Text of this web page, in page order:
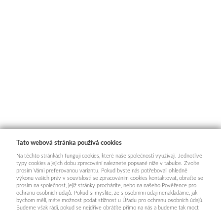
Tato webová stránka používá cookies
Na těchto stránkách fungují cookies, které naše společnosti využívají. Jednotlivé
typy cookies a jejich dobu zpracování naleznete popsané níže v tabulce. Zvolte
prosím Vámi preferovanou variantu. Pokud byste nás potřebovali ohledně
výkonu vašich práv v souvislosti se zpracováním cookies kontaktovat, obraťte se
prosím na společnost, jejíž stránky procházíte, nebo na našeho Pověřence pro
ochranu osobních údajů. Pokud si myslíte, že s osobními údaji nenakládáme, jak
bychom měli, máte možnost podat stížnost u Úřadu pro ochranu osobních údajů.
Budeme však rádi, pokud se nejdříve obrátíte přímo na nás a budeme tak moct